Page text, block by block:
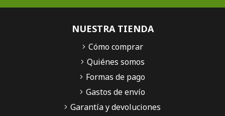
NUESTRA TIENDA
Cómo comprar
Quiénes somos
Formas de pago
Gastos de envío
Garantía y devoluciones